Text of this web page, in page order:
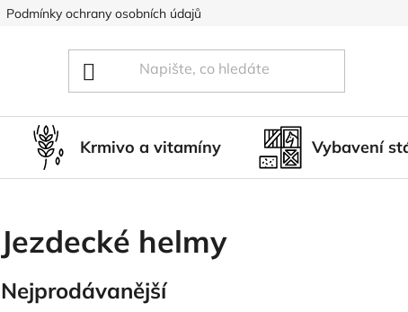
Podmínky ochrany osobních údajů
Krmivo a vitamíny Vybavení
Jezdecké helmy
Nejprodávanější